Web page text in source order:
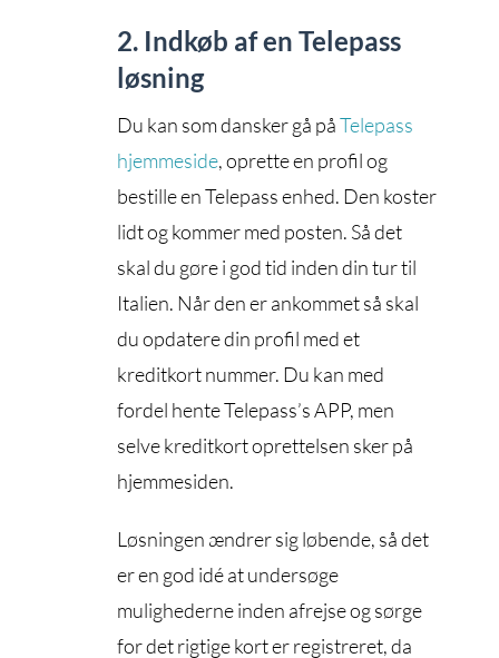
2. Indkøb af en Telepass
løsning
Du kan som dansker gå påTelepass
hjemmeside, oprette en profil og
bestille en Telepass enhed. Den koster
lidt og kommer med posten. Så det
skal du gøre i god tid inden din tur til
Italien. Når den er ankommet så skal
du opdatere din profil med et
kreditkort nummer. Du kan med
fordel hente Telepass’s APP, men
selve kreditkort oprettelsen sker på
hjemmesiden.
Løsningen ændrer sig løbende, så det
er en god idé at undersøge
mulighederne inden afrejse og sørge
for det rigtige kort er registreret, da